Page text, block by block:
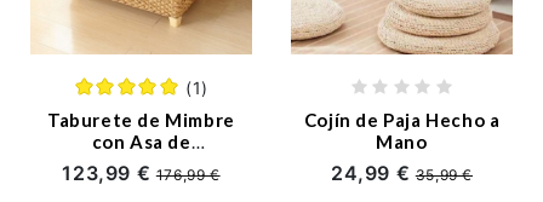
(1)
Taburete de Mimbre
con Asa de
Almacenamiento
123,99 €176,99 €
Cojín de Paja Hecho a
Mano
24,99 €35,99 €